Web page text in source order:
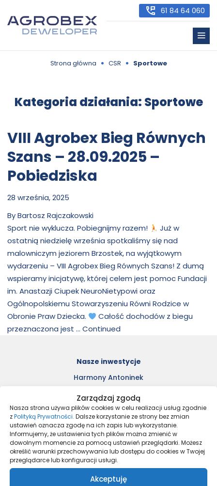
Zarządzaj zgodą
Nasza strona używa plików cookies w celu realizacji usług zgodnie
zPolityką Prywatności. Dalsze korzystanie ze strony bez zmian
ustawień oznacza zgodę na ich zapis lub wykorzystanie.
Informujemy, że ustawienia tych plików można zmienić w
dowolnym momencie za pomocą ustawień przeglądarki. Możesz
określić warunki przechowywania lub dostępu do cookies w Twojej
przeglądarce lub konfiguracji usługi.
Akceptuję
61 84 64 060
Strona główna • CSR • Sportowe
Kategoria działania: Sportowe
VIII Agrobex Bieg Równych
Szans – 28.09.2025 –
Pobiedziska
28 września, 2025
ByBartosz Rajczakowski
Sport nie wyklucza. Pobiegnijmy razem!
Już w
ostatnią niedzielę września spotkaliśmy się nad
malowniczym jeziorem Brzostek, na wyjątkowym
wydarzeniu – VIII Agrobex Bieg Równych Szans! Z dumą
wspieramy inicjatywę, której celem jest pomoc Fundacji
im. Anastazji Ciupek NeuroNietypowi oraz
Ogólnopolskiemu Stowarzyszeniu Równi Rodzice w
Obronie Praw Dziecka.
Całość dochodów z biegu
przeznaczona jest … Continued
Nasze inwestycje
Harmony Antoninek
Nove Garby
Osiedle Moderno
Ulica Staszica
Kleszczewo Park
Nowe Pobiedziska 2
Osiedle Tkacka – stare